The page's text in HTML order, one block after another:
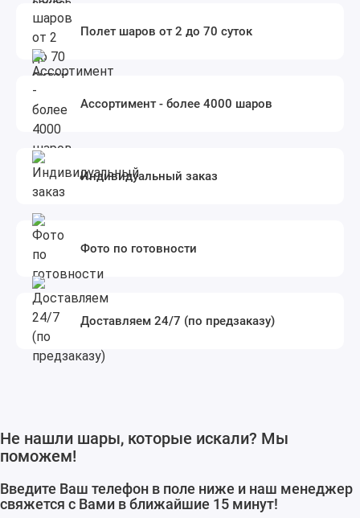
Полет шаров от 2 до 70 суток
Ассортимент - более 4000 шаров
Индивидуальный заказ
Фото по готовности
Доставляем 24/7 (по предзаказу)
Не нашли шары, которые искали? Мы
поможем!
Введите Ваш телефон в поле ниже и наш менеджер
свяжется с Вами в ближайшие 15 минут!